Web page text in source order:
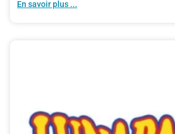
En savoir plus ...